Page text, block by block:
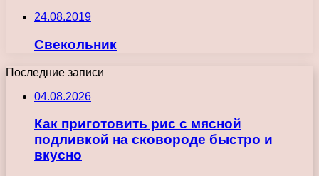
24.08.2019
Свекольник
Последние записи
04.08.2026
Как приготовить рис с мясной
подливкой на сковороде быстро и
вкусно